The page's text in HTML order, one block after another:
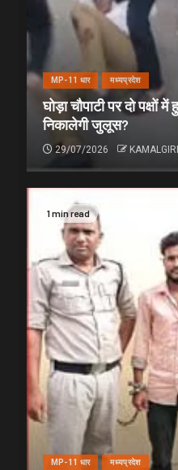
MP-11 धार मध्यप्रदेश
घोड़ा चौपाटी पर दो पक्षों
निकालेगी जुलूस?
29/07/2026
1 min read
MP-11 धार मध्यप्रदेश